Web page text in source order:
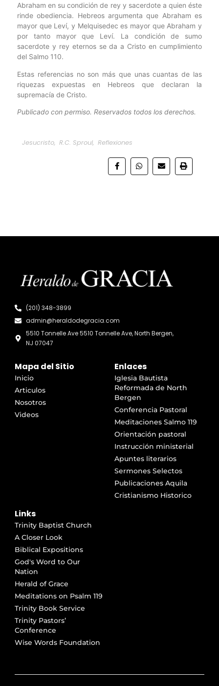
Abraham en su condición de rey y sacerdote a quien éste
rinde obediencia. Hebreos argumenta que Abraham es
mayor que Leví, y Melquisedec es mayor que Abraham y
por tanto mayor que Leví. La condición de sumo
sacerdote y rey eternos se da a Cristo en cumplimiento
del Salmo 110.
Estas referencias no son más que unas cuantas de las
riquezas expuestas en Hebreos que declaran la
supremacía de Cristo.
Publicado con permiso. Reservados todos los derechos.
Jesucristo, R.C. Sproul, Reflexiones
(201) 348-3899
admin@heraldodegracia.com
5510 Tonnelle Ave 5510 Tonnelle Ave, North Bergen,
NJ 07047
Mapa del Sitio
Inicio
Articulos
Nosotros
Videos
Enlaces
Iglesia Bautista
Reformada de North
Bergen
Conferencia Pastoral
Meditaciones Salmo 119
Orientación pastoral
Instrucción ministerial
Apuntes literarios
Sermones Selectos
Publicaciones Aquila
Cristianismo Historico
Links
Trinity Baptist Church
A Closer Look
Biblical Expositions
God's Word to Our
Nation
Herald of Grace
Meditations on Psalm 119
Trinity Book Service
Trinity Pastors’
Conference
Wise Words Foundation